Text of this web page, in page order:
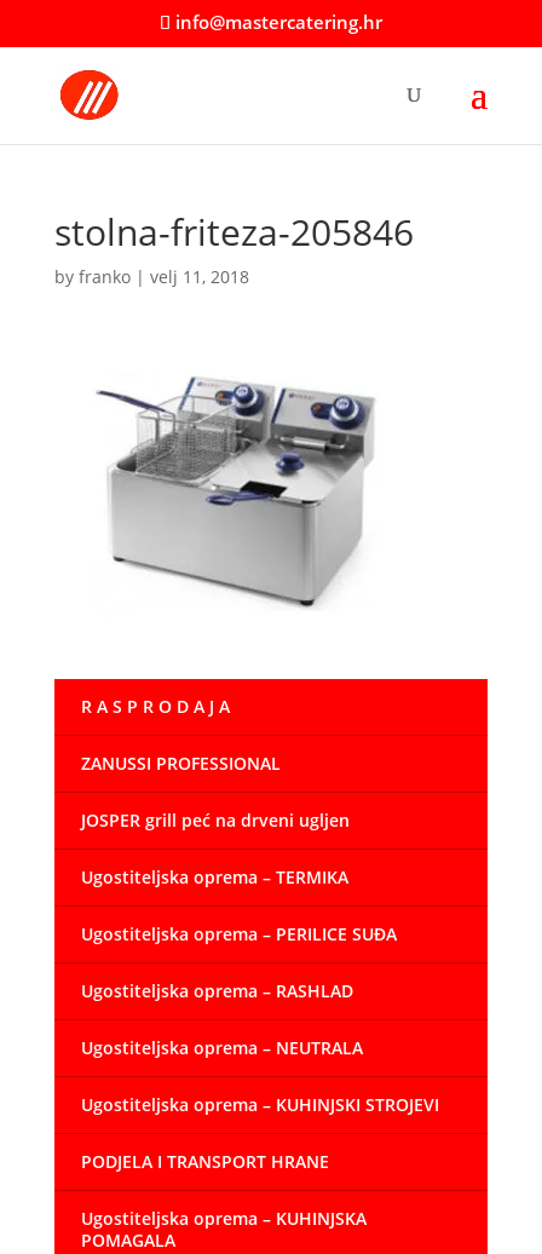
info@mastercatering.hr
stolna-friteza-205846
by franko| velj 11, 2018
R A S P R O D A J A
ZANUSSI PROFESSIONAL
JOSPER grill peć na drveni ugljen
Ugostiteljska oprema – TERMIKA
Ugostiteljska oprema – PERILICE SUĐA
Ugostiteljska oprema – RASHLAD
Ugostiteljska oprema – NEUTRALA
Ugostiteljska oprema – KUHINJSKI STROJEVI
PODJELA I TRANSPORT HRANE
Ugostiteljska oprema – KUHINJSKA
POMAGALA